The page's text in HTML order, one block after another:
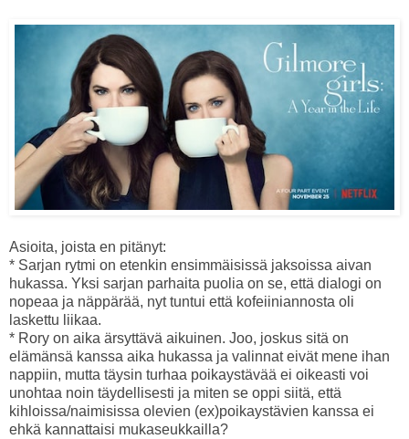
Asioita, joista en pitänyt:
* Sarjan rytmi on etenkin ensimmäisissä jaksoissa aivan
hukassa. Yksi sarjan parhaita puolia on se, että dialogi on
nopeaa ja näppärää, nyt tuntui että kofeiiniannosta oli
laskettu liikaa.
* Rory on aika ärsyttävä aikuinen. Joo, joskus sitä on
elämänsä kanssa aika hukassa ja valinnat eivät mene ihan
nappiin, mutta täysin turhaa poikaystävää ei oikeasti voi
unohtaa noin täydellisesti ja miten se oppi siitä, että
kihloissa/naimisissa olevien (ex)poikaystävien kanssa ei
ehkä kannattaisi mukaseukkailla?